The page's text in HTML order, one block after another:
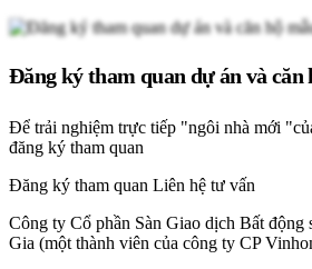
Đăng ký tham quan dự án và căn
Để trải nghiệm trực tiếp "ngôi nhà mới
đăng ký tham quan
Đăng ký tham quan Liên hệ tư vấn
Công ty Cổ phần Sàn Giao dịch Bất động
Gia (một thành viên của công ty CP